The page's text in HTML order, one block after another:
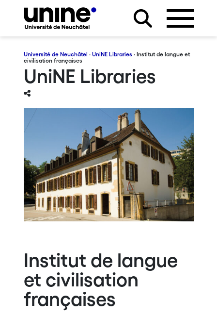
Université de Neuchâtel · UniNE Libraries · Institut de langue et
civilisation françaises
UniNE Libraries
Institut de langue
et civilisation
françaises